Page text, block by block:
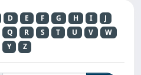
D E F G H I
J
Q R S T U V
W
Y Z